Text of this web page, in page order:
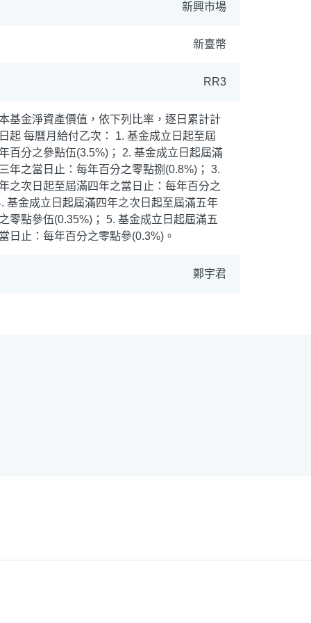
ETF 中國好時平衡
拉丁美洲 大中華
新興市場
新臺幣
RR3
基金淨資產價值，依下列比率，逐日累計計
起 每曆月給付乙次： 1. 基金成立日起至屆
百分之參點伍(3.5%)； 2. 基金成立日起屆滿
年之當日止：每年百分之零點捌(0.8%)； 3.
之次日起至屆滿四年之當日止：每年百分之
基金成立日起屆滿四年之次日起至屆滿五年
零點參伍(0.35%)； 5. 基金成立日起屆滿五
日止：每年百分之零點參(0.3%)。
鄭宇君